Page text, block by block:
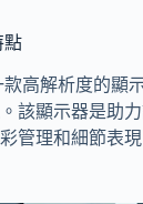
點
高解析度的顯
該顯示器是助
管理和細節表